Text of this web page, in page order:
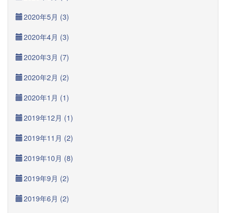
2020年5月 (3)
2020年4月 (3)
2020年3月 (7)
2020年2月 (2)
2020年1月 (1)
2019年12月 (1)
2019年11月 (2)
2019年10月 (8)
2019年9月 (2)
2019年6月 (2)